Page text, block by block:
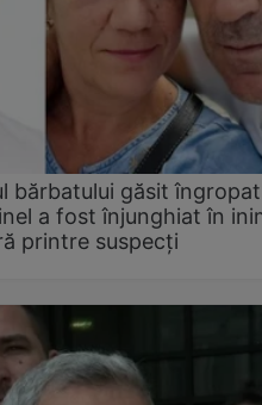
bărbatului găsit
a fost înjunghiat în
printre suspecți